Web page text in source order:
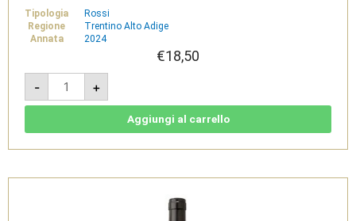
Tipologia
Rossi
Regione
Trentino Alto Adige
Annata
2024
€18,50
-
Hochkofler
Riesling
2024
-
DOC
di
+
Aggiungi al carrello